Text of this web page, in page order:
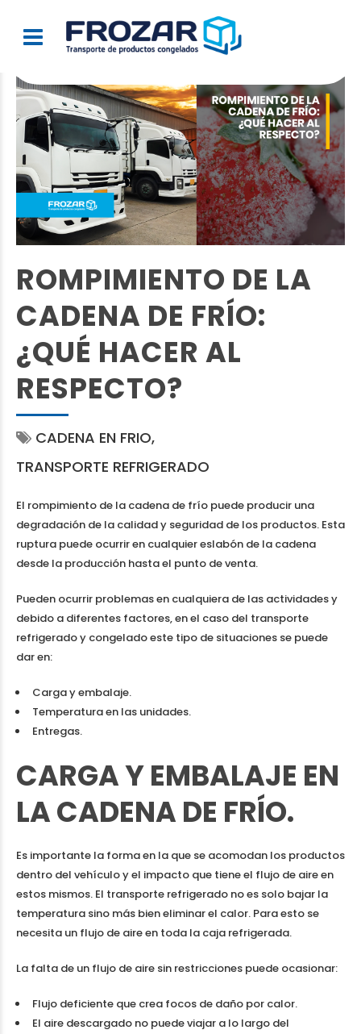
ROMPIMIENTO DE LA
CADENA DE FRÍO:
¿QUÉ HACER AL
RESPECTO?
CADENA EN FRIO
TRANSPORTE REFRIGERADO
El rompimiento de la cadena de frío puede producir una
degradación de la calidad y seguridad de los productos. Esta
ruptura puede ocurrir en cualquier eslabón de la cadena
desde la producción hasta el punto de venta.
Pueden ocurrir problemas en cualquiera de las actividades y
debido a diferentes factores, en el caso del transporte
refrigerado y congelado este tipo de situaciones se puede
dar en:
Carga y embalaje.
Temperatura en las unidades.
Entregas.
CARGA Y EMBALAJE EN
LA CADENA DE FRÍO.
Es importante la forma en la que se acomodan los productos
dentro del vehículo y el impacto que tiene el flujo de aire en
estos mismos. El transporte refrigerado no es solo bajar la
temperatura sino más bien eliminar el calor. Para esto se
necesita un flujo de aire en toda la caja refrigerada.
La falta de un flujo de aire sin restricciones puede ocasionar:
Flujo deficiente que crea focos de daño por calor.
El aire descargado no puede viajar a lo largo del